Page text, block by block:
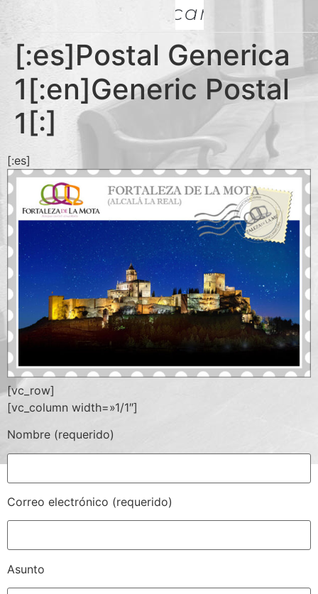
Descargas
[:es]Postal Generica
1[:en]Generic Postal
1[:]
[:es]
[vc_row]
[vc_column width=»1/1″]
Nombre (requerido)
Correo electrónico (requerido)
Asunto